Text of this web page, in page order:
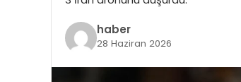
haber
28 Haziran 2026